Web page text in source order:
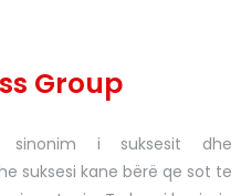
Group
i suksesit dhe
suksesi kane bërë qe sot te